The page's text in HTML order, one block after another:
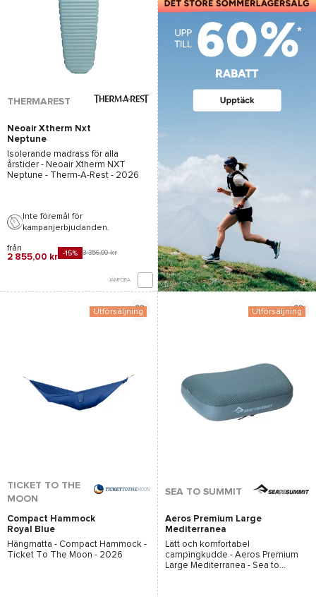
THERMAREST
Neoair Xtherm Nxt
Neptune
Isolerande madrass för alla
årstider - Neoair Xtherm NXT
Neptune - Therm-A-Rest - 2026
Inte föremål för
kampanjerbjudanden.
från
2 855,00 kr -15% 3 356,00 kr
JÄMFÖRA
Utförsäljning
TICKET TO THE
MOON
Compact Hammock
Royal Blue
Hängmatta - Compact Hammock -
Ticket To The Moon - 2026
Utförsäljning
SEA TO SUMMIT
Aeros Premium Large
Mediterranea
Lätt och komfortabel
campingkudde - Aeros Premium
Large Mediterranea - Sea to